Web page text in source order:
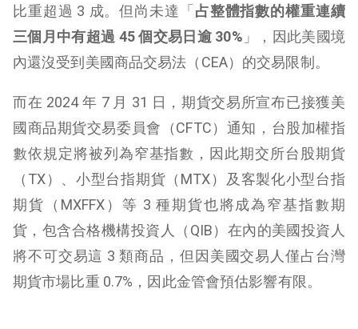
比重超過 3 成。但尚未達「 占整體指數的權重連續
三個月中有超過 45 個交易日逾 30% 」，因此美國境
內還沒受到美國商品交易法（CEA）的交易限制。
而在 2024 年 7 月 31 日，期貨交易所宣布已接獲美
國商品期貨交易委員會（CFTC）通知，台股加權指
數依規定將被列為窄基指數，因此期交所台股期貨
（TX）、小型台指期貨（MTX）及客製化小型台指
期貨（MXFFX）等 3 種期貨也將成為窄基指數期
貨，包含合格機構投資人（QIB）在內的美國投資人
將不可交易這 3 類商品，但因美國交易人僅占台灣
期貨市場比重 0.7%，因此金管會預估影響有限。